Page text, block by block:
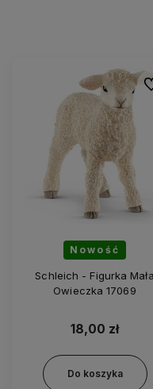
Nowość
Schleich - Figurka Mała
Owieczka 17069
18,00 zł
Do koszyka